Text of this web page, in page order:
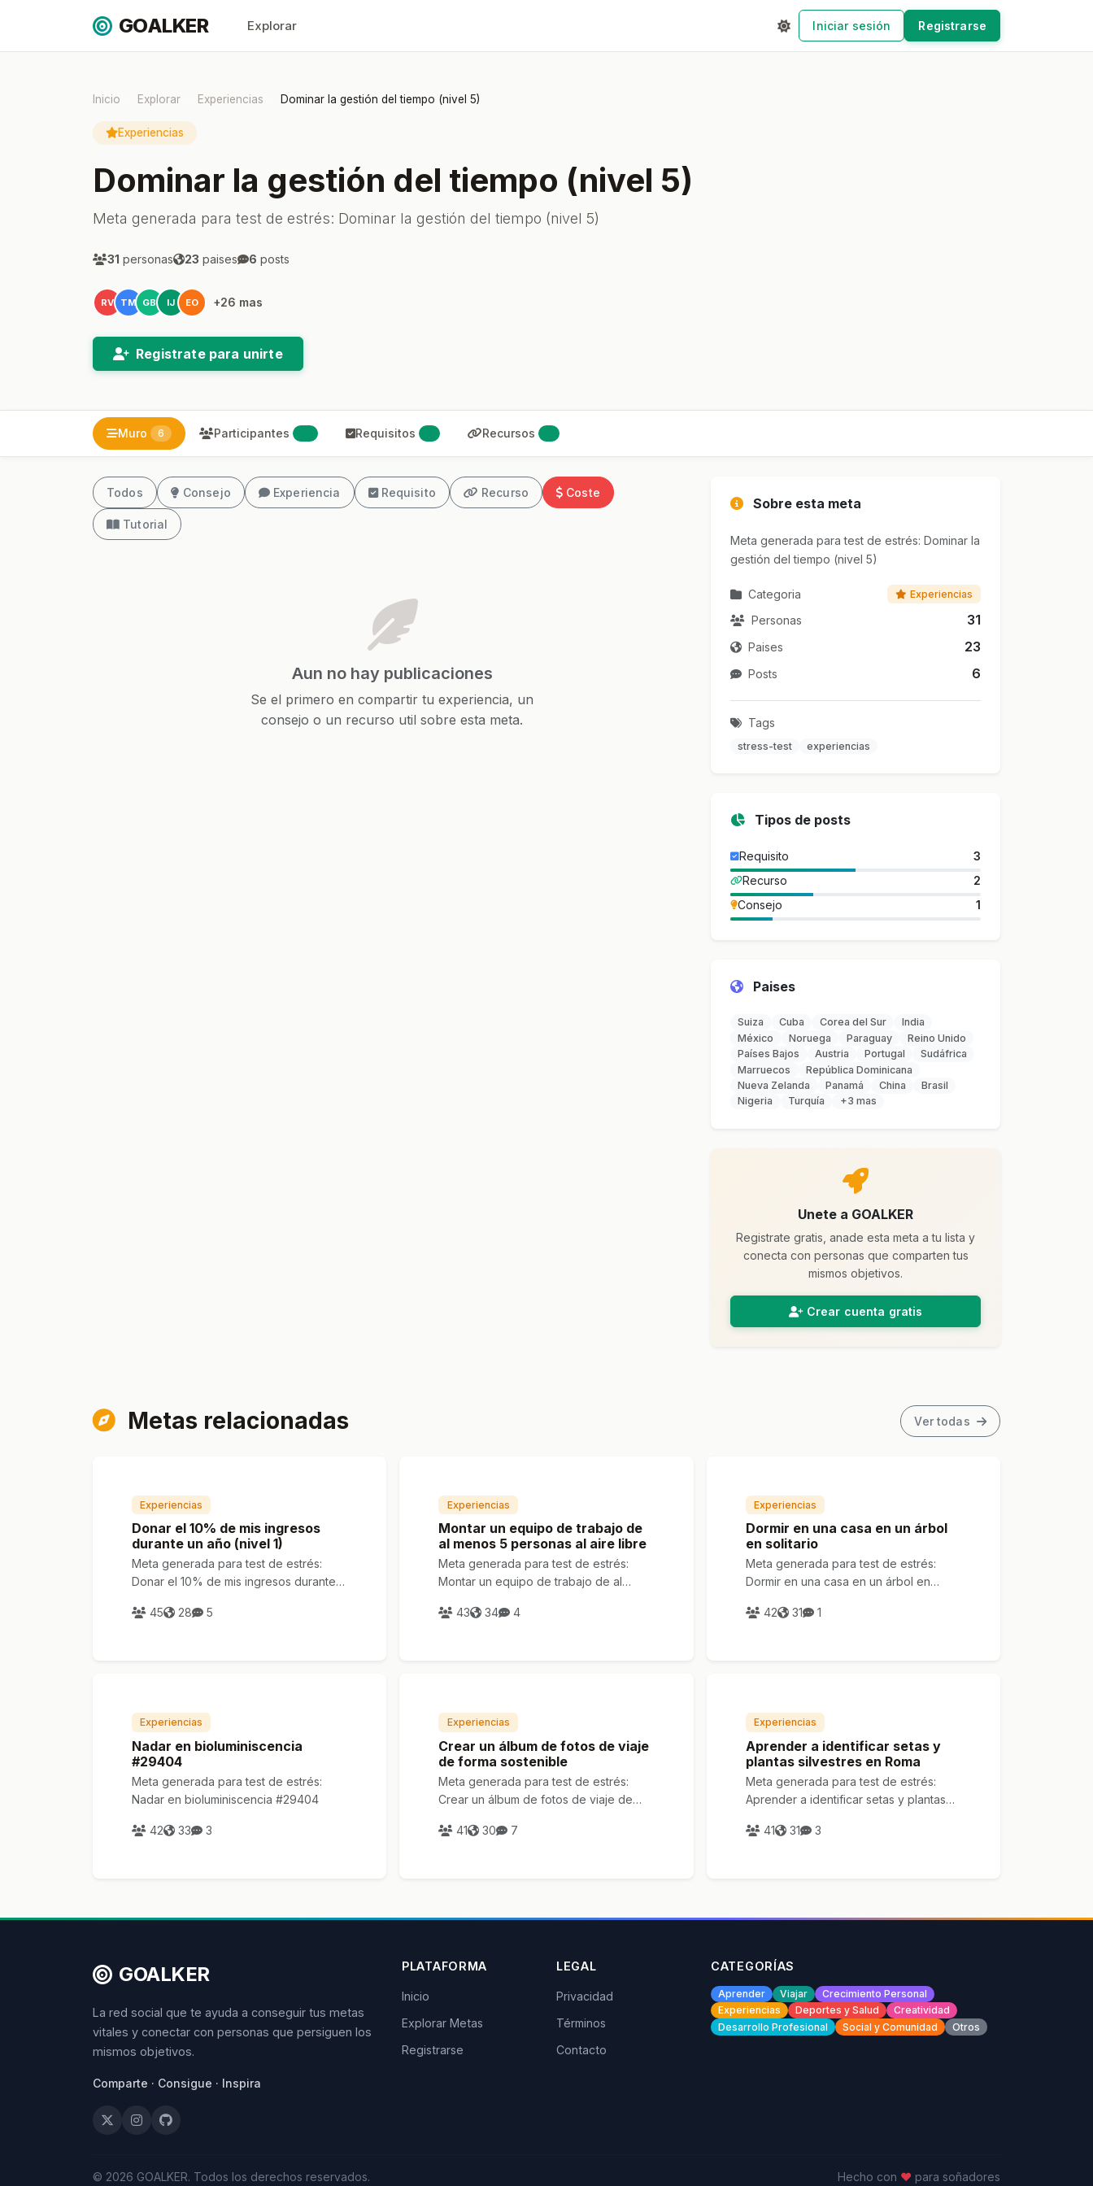
GOALKER Explorar Iniciar sesión Registrarse
Inicio Explorar Experiencias Dominar la gestión del tiempo (nivel 5)
Experiencias
Dominar la gestión del tiempo (nivel 5)
Meta generada para test de estrés: Dominar la gestión del tiempo (nivel 5)
31 personas 23 paises 6 posts
RV TM GB IJ EO +26 mas
Registrate para unirte
Muro 6 Participantes Requisitos Recursos
Todos Consejo Experiencia Requisito Recurso Coste
Tutorial
Aun no hay publicaciones
Se el primero en compartir tu experiencia, un
consejo o un recurso util sobre esta meta.
Sobre esta meta
Meta generada para test de estrés: Dominar la
gestión del tiempo (nivel 5)
Categoria Experiencias
Personas 31
Paises 23
Posts 6
Tags
stress-test experiencias
Tipos de posts
Requisito
3
Recurso
2
Consejo
1
Paises
Suiza Cuba Corea del Sur
India
México
Noruega Paraguay
Reino Unido
Países Bajos
Austria Portugal
Sudáfrica
Marruecos
República Dominicana
Nueva Zelanda
Panamá China
Brasil
Nigeria
Turquía +3 mas
Unete a GOALKER
Registrate gratis, anade esta meta a tu lista y
conecta con personas que comparten tus
mismos objetivos.
Crear cuenta gratis
Metas relacionadas Ver todas
Experiencias
Donar el 10% de mis ingresos
durante un año (nivel 1)
Meta generada para test de estrés:
Donar el 10% de mis ingresos durante
45
28 5
Experiencias
Montar un equipo de trabajo de
al menos 5 personas al aire libre
Meta generada para test de estrés:
Montar un equipo de trabajo de al
43
34 4
Experiencias
Dormir en una casa en un árbol
en solitario
Meta generada para test de estrés:
Dormir en una casa en un árbol en
42
31 1
Experiencias
Nadar en bioluminiscencia
#29404
Meta generada para test de estrés:
Nadar en bioluminiscencia #29404
42 33 3
Experiencias
Crear un álbum de fotos de viaje
de forma sostenible
Meta generada para test de estrés:
Crear un álbum de fotos de viaje de
41
30 7
Experiencias
Aprender a identificar setas y
plantas silvestres en Roma
Meta generada para test de estrés:
Aprender a identificar setas y plantas
41
31 3
GOALKER
La red social que te ayuda a conseguir tus metas
vitales y conectar con personas que persiguen los
mismos objetivos.
Comparte · Consigue · Inspira
PLATAFORMA
Inicio
Explorar Metas
Registrarse
LEGAL
Privacidad
Términos
Contacto
CATEGORÍAS
Aprender Viajar
Crecimiento Personal
Experiencias
Deportes y Salud
Creatividad
Desarrollo Profesional
Social y Comunidad Otros
© 2026 GOALKER. Todos los derechos reservados. Hecho con ♥ para soñadores